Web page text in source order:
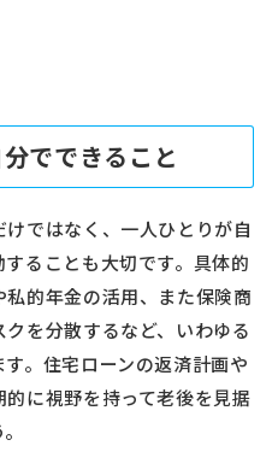
でできること
ではなく、一人ひとりが自
ることも大切です。具体的
的年金の活用、また保険商
を分散するなど、いわゆる
す。住宅ローンの返済計画や
に視野を持って老後を見据